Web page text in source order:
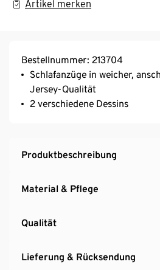
Artikel merken
Bestellnummer: 213704
Schlafanzüge in weicher,
Jersey-Qualität
2 verschiedene Dessins
Produktbeschreibung
Material & Pflege
Qualität
Lieferung & Rücksendung